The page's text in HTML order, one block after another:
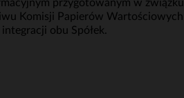
przygotowanym w związku
Komisji Papierów Wartościowych
obu Spółek.